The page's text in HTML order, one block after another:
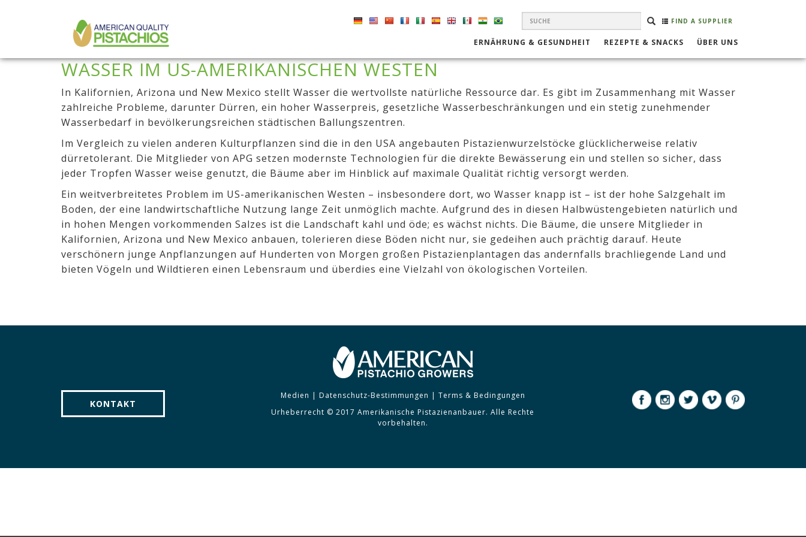
FIND A SUPPLIER
SEARCH
FORM
Suche
SUCHE
NAVIGATION
ERNÄHRUNG & GESUNDHEIT REZEPTE & SNACKS ÜBER UNS
WASSER IM US-AMERIKANISCHEN WESTEN
In Kalifornien, Arizona und New Mexico stellt Wasser die wertvollste natürliche Ressource dar. Es gibt im Zusammenhang mit Wasser
zahlreiche Probleme, darunter Dürren, ein hoher Wasserpreis, gesetzliche Wasserbeschränkungen und ein stetig zunehmender
Wasserbedarf in bevölkerungsreichen städtischen Ballungszentren.
Im Vergleich zu vielen anderen Kulturpflanzen sind die in den USA angebauten Pistazienwurzelstöcke glücklicherweise relativ
dürretolerant. Die Mitglieder von APG setzen modernste Technologien für die direkte Bewässerung ein und stellen so sicher, dass
jeder Tropfen Wasser weise genutzt, die Bäume aber im Hinblick auf maximale Qualität richtig versorgt werden.
Ein weitverbreitetes Problem im US-amerikanischen Westen – insbesondere dort, wo Wasser knapp ist – ist der hohe Salzgehalt im
Boden, der eine landwirtschaftliche Nutzung lange Zeit unmöglich machte. Aufgrund des in diesen Halbwüstengebieten natürlich und
in hohen Mengen vorkommenden Salzes ist die Landschaft kahl und öde; es wächst nichts. Die Bäume, die unsere Mitglieder in
Kalifornien, Arizona und New Mexico anbauen, tolerieren diese Böden nicht nur, sie gedeihen auch prächtig darauf. Heute
verschönern junge Anpflanzungen auf Hunderten von Morgen großen Pistazienplantagen das andernfalls brachliegende Land und
bieten Vögeln und Wildtieren einen Lebensraum und überdies eine Vielzahl von ökologischen Vorteilen.
KONTAKT
Medien | Datenschutz-Bestimmungen | Terms & Bedingungen
Urheberrecht © 2017 Amerikanische Pistazienanbauer. Alle Rechte
vorbehalten.